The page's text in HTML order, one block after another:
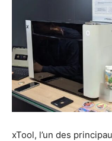
xTool, l’un des